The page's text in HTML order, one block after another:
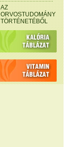
AZ
ORVOSTUDOMÁNY
TÖRTÉNETÉBŐL